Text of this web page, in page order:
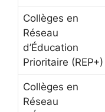
Collèges en
Réseau
d’Éducation
Prioritaire (REP+)
Collèges en
Réseau